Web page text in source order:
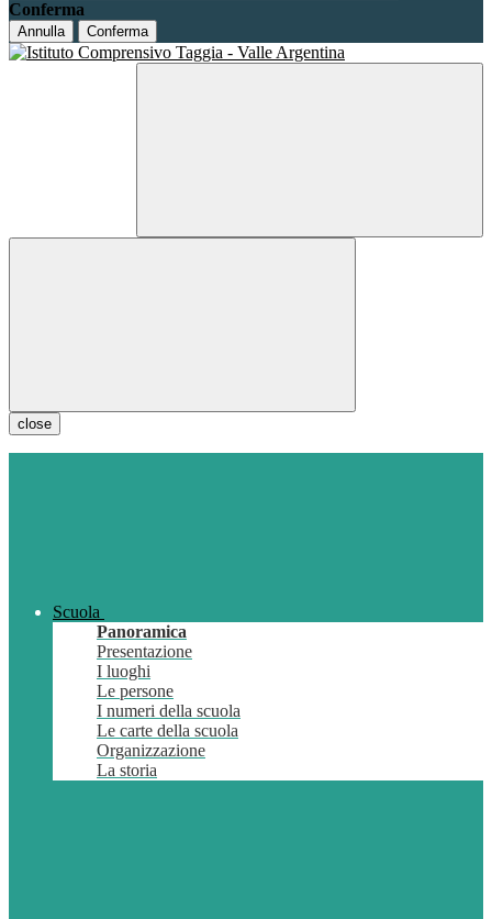
Conferma
Annulla Conferma
close
Scuola
Panoramica
Presentazione
I luoghi
Le persone
I numeri della scuola
Le carte della scuola
Organizzazione
La storia